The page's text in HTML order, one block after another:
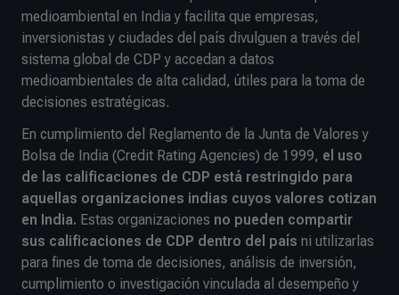
medioambiental en India y facilita que empresas,
inversionistas y ciudades del país divulguen a través del
sistema global de CDP y accedan a datos
medioambientales de alta calidad, útiles para la toma de
decisiones estratégicas.
En cumplimiento del Reglamento de la Junta de Valores y
Bolsa de India (Credit Rating Agencies) de 1999, el uso
de las calificaciones de CDP está restringido para
aquellas organizaciones indias cuyos valores cotizan
en India. Estas organizaciones no pueden compartir
sus calificaciones de CDP dentro del país ni utilizarlas
para fines de toma de decisiones, análisis de inversión,
cumplimiento o investigación vinculada al desempeño y